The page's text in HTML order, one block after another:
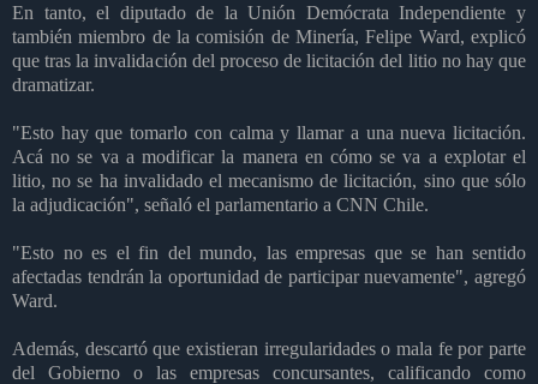
En tanto, el diputado de la Unión Demócrata Independiente y
también miembro de la comisión de Minería, Felipe Ward, explicó
que tras la invalidación del proceso de licitación del litio no hay que
dramatizar.
"Esto hay que tomarlo con calma y llamar a una nueva licitación.
Acá no se va a modificar la manera en cómo se va a explotar el
litio, no se ha invalidado el mecanismo de licitación, sino que sólo
la adjudicación", señaló el parlamentario a CNN Chile.
"Esto no es el fin del mundo, las empresas que se han sentido
afectadas tendrán la oportunidad de participar nuevamente", agregó
Ward.
Además, descartó que existieran irregularidades o mala fe por parte
del Gobierno o las empresas concursantes, calificando como